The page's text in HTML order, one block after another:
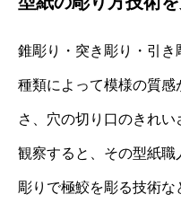
錐彫り・突き彫り・引
種類によって模様の質
さ、穴の切り口のきれい
観察すると、その型紙
彫りで極鮫を彫る技術